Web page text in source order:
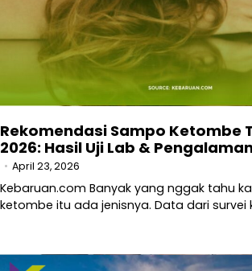
Rekomendasi Sampo Ketombe
2026: Hasil Uji Lab &
April 23, 2026
Kebaruan.com Banyak yang nggak tahu
ketombe itu ada jenisnya. Data dari survei